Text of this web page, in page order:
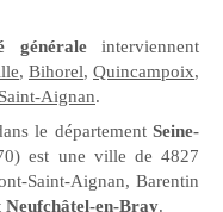
généraleinterviennent
, Bihorel, Quincampoix,
Aignan.
le départementSeine-
est une ville de 4827
Saint-Aignan, Barentin
Neufchâtel-en-Bray.